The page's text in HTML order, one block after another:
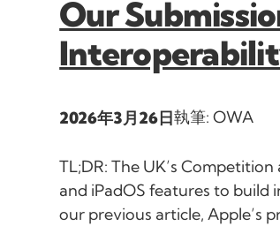
Our
2026年3月26日執筆: OWA
TL;DR: The UK’s
and iPadOS features to build
our previous article, Apple’s